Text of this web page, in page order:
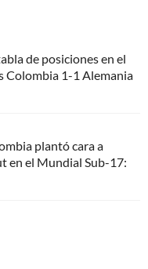
de posiciones en el
Colombia 1-1 Alemania
plantó cara a
en el Mundial Sub-17: